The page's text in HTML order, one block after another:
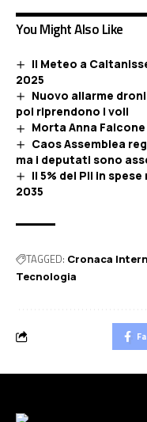
You Might Also Like
Il Meteo a
2025
Nuovo allarme
poi riprendono i voli
Morta Anna
Caos Assemblea
ma i deputati sono
Il 5% del Pil in
2035
TAGGED: Cronaca
Tecnologia